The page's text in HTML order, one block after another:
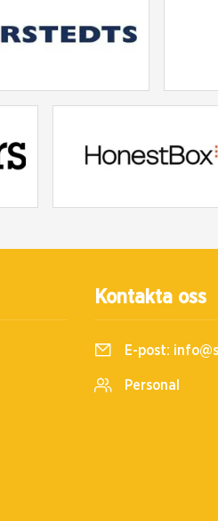
Kontakta oss
E-post:
Personal